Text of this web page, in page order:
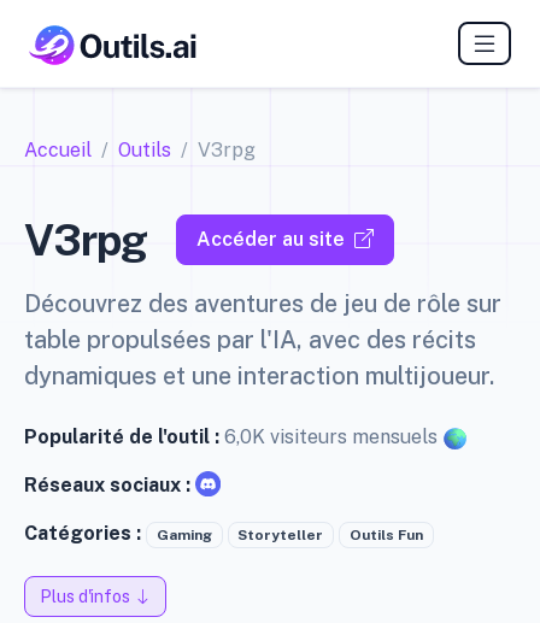
Accueil Outils V3rpg
V3rpg Accéder au site
Découvrez des aventures de jeu de rôle sur
table propulsées par l'IA, avec des récits
dynamiques et une interaction multijoueur.
Popularité de l'outil : 6,0K visiteurs mensuels
Réseaux sociaux :
Catégories : Gaming Storyteller Outils Fun
Plus d'infos